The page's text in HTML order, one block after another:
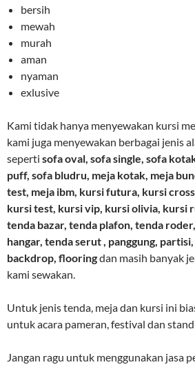
bersih
mewah
murah
aman
nyaman
exlusive
Kami tidak hanya menyewakan kursi
kami juga menyewakan berbagai jenis
seperti sofa oval, sofa single, sofa
puff, sofa bludru, meja kotak, meja
test, meja ibm, kursi futura, kursi
kursi test, kursi vip, kursi olivia, kursi
tenda bazar, tenda plafon, tenda
hangar, tenda serut , panggung,
backdrop, flooringdan masih banyak
kami sewakan.
Untuk jenis tenda, meja dan kursi ini
untuk acara pameran, festival dan
Jangan ragu untuk menggunakan jasa